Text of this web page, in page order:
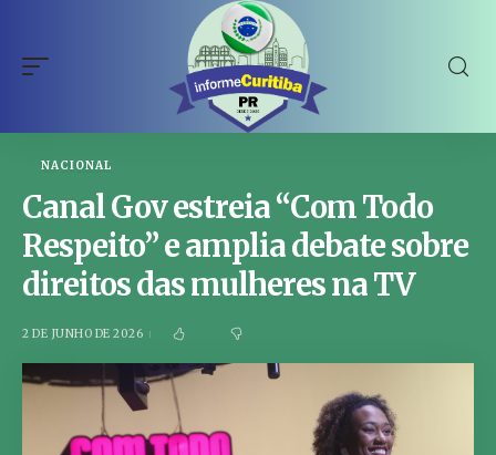
NACIONAL
Canal Gov estreia “Com Todo
Respeito” e amplia debate sobre
direitos das mulheres na TV
2 DE JUNHO DE 2026